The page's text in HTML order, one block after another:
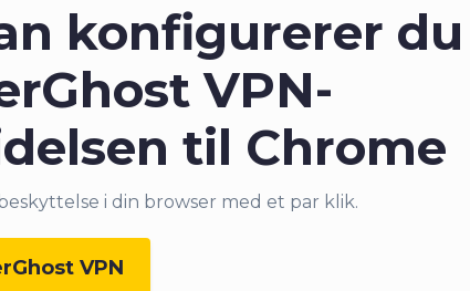
konfigurerer du
VPN-
til Chrome
i din browser med et par klik.
VPN